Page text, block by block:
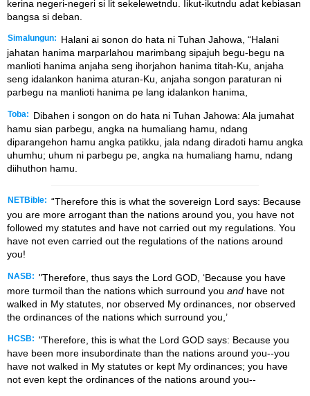
kerina negeri-negeri si lit sekelewetndu. Iikut-ikutndu adat kebiasan
bangsa si deban.
Simalungun:
Halani ai sonon do hata ni Tuhan Jahowa, “Halani
jahatan hanima marparlahou marimbang sipajuh begu-begu na
manlioti hanima anjaha seng ihorjahon hanima titah-Ku, anjaha
seng idalankon hanima aturan-Ku, anjaha songon paraturan ni
parbegu na manlioti hanima pe lang idalankon hanima,
Toba:
Dibahen i songon on do hata ni Tuhan Jahowa: Ala jumahat
hamu sian parbegu, angka na humaliang hamu, ndang
diparangehon hamu angka patikku, jala ndang diradoti hamu angka
uhumhu; uhum ni parbegu pe, angka na humaliang hamu, ndang
diihuthon hamu.
NETBible: “Therefore this is what the sovereign Lord says: Because
you are more arrogant than the nations around you, you have not
followed my statutes and have not carried out my regulations. You
have not even carried out the regulations of the nations around
you!
NASB: "Therefore, thus says the Lord GOD, ‘Because you have
more turmoil than the nations which surround you and have not
walked in My statutes, nor observed My ordinances, nor observed
the ordinances of the nations which surround you,’
HCSB: "Therefore, this is what the Lord GOD says: Because you
have been more insubordinate than the nations around you--you
have not walked in My statutes or kept My ordinances; you have
not even kept the ordinances of the nations around you--